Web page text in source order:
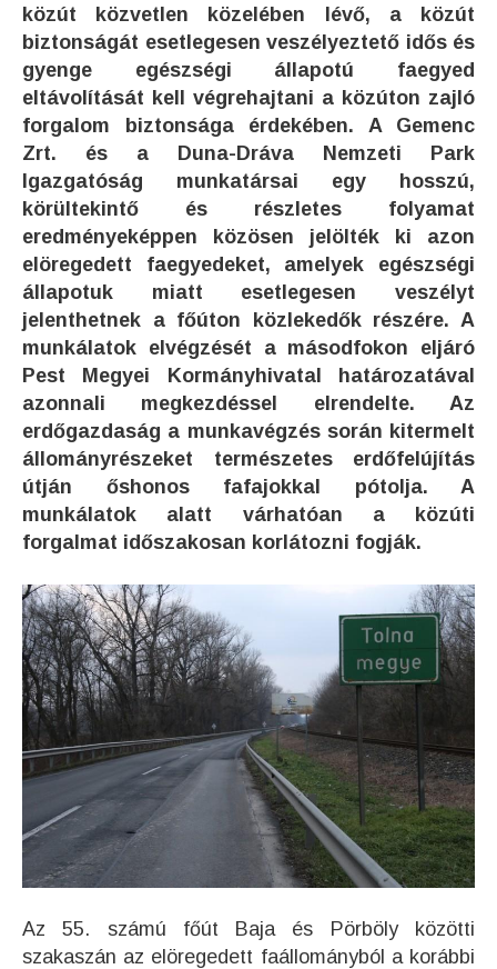
közút közvetlen közelében lévő, a közút
biztonságát esetlegesen veszélyeztető idős és
gyenge egészségi állapotú faegyed
eltávolítását kell végrehajtani a közúton zajló
forgalom biztonsága érdekében. A Gemenc
Zrt. és a Duna-Dráva Nemzeti Park
Igazgatóság munkatársai egy hosszú,
körültekintő és részletes folyamat
eredményeképpen közösen jelölték ki azon
elöregedett faegyedeket, amelyek egészségi
állapotuk miatt esetlegesen veszélyt
jelenthetnek a főúton közlekedők részére. A
munkálatok elvégzését a másodfokon eljáró
Pest Megyei Kormányhivatal határozatával
azonnali megkezdéssel elrendelte. Az
erdőgazdaság a munkavégzés során kitermelt
állományrészeket természetes erdőfelújítás
útján őshonos fafajokkal pótolja. A
munkálatok alatt várhatóan a közúti
forgalmat időszakosan korlátozni fogják.
Az 55. számú főút Baja és Pörböly közötti
szakaszán az elöregedett faállományból a korábbi